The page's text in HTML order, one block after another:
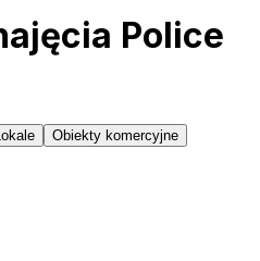
Police
Lokale Obiekty komercyjne